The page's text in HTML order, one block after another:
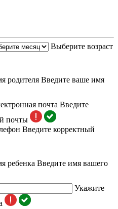
Выберите возраст
родителя Введите ваше имя
почта Введите
почты
Введите корректный
ребенка Введите имя вашего
Укажите